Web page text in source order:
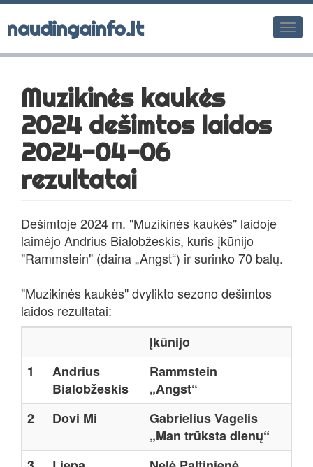
naudingainfo.lt
Muzikinės kaukės
2024 dešimtos laidos
2024-04-06
rezultatai
Dešimtoje 2024 m. "Muzikinės kaukės" laidoje
laimėjo Andrius Bialobžeskis, kuris įkūnijo
"Rammstein" (daina „Angst“) ir surinko 70 balų.
"Muzikinės kaukės" dvylikto sezono dešimtos
laidos rezultatai:
Įkūnijo
1
Andrius
Bialobžeskis
Rammstein
„Angst“
2
Dovi Mi
Gabrielius Vagelis
„Man trūksta dienų“